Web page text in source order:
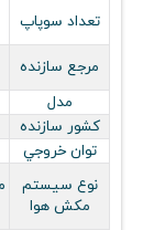
تعداد سوپاپ
مرجع سازنده
مدل
کشور سازنده
توان خروجي
نوع سيستم
مكش هوا